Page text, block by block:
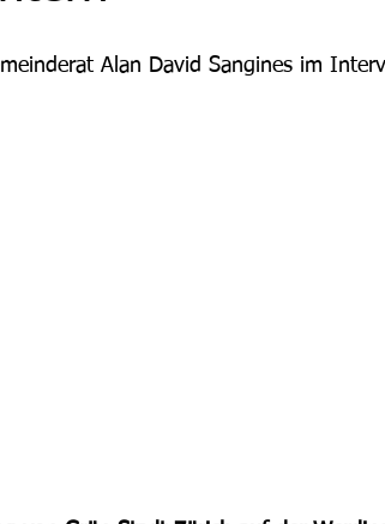
Alan David Sangines im